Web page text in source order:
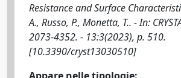
Resistance and Surface
A., Russo, P., Monetta, T.. - In:
2073-4352. - 13:3(2023), p. 510.
[10.3390/cryst13030510]